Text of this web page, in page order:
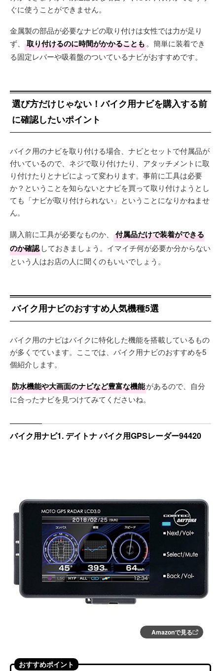
ぐに使うことができません。
金属製の部品が必要なナビの取り付けは女性では力が足り
ず、
取り付けるのに時間がかかることも。簡単に装着でき
る固定レバーや吸着盤のついているナビがおすすめです。
選び方だけじゃない！バイク用ナビを購入する前
に確認したいポイント
バイク用のナビを取り付ける場合、ナビとセットで付属品が
付いているので、ネジで取り付けたり、アタッチメントに取
り付けたりとナビによって変わります。事前に工具は必要
か？ということを知らないとナビを買って取り付けようとし
ても「ナビが取り付けられない」ということになりかねませ
ん。
購入前に工具が必要なものか、
付属品だけで装着ができる
のか確認 しておきましょう。イマイチ何が必要か分からない
という人はお店の人に聞くのもいいでしょう。
バイク用ナビのおすすめ人気機種5選
バイク用のナビはバイクに特化した機能を搭載しているもの
が多くでています。ここでは、バイク用ナビのおすすめを5
個紹介します。
防水機能や大画面のナビなど豊富な機能があるので、自分
に合ったナビを見つけてみてくださいね。
バイク用ナビ1. デイトナ バイク用GPSレーダー94420
Amazonで見る
おすすめポイント